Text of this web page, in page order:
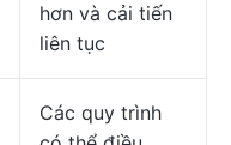
hơn và cải tiến
liên tục
Các quy trình